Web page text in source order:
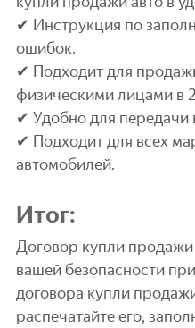
✔ Инструкция по
ошибок.
✔ Подходит для
физическими лицами в
✔ Удобно для передачи
✔ Подходит для всех
автомобилей.
Итог:
Договор купли продажи
вашей безопасности
договора купли
распечатайте его,